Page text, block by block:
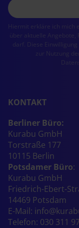
Hiermit erkläre ich mich
über aktuelle Angebote,
darf. Diese
zur Nutzung
KONTAKT
Berliner Büro:
Kurabu GmbH
Torstraße 177
10115 Berlin
Potsdamer Büro:
Kurabu GmbH
Friedrich-Ebert-
14469 Potsdam
E-Mail:
Telefon: 030 311